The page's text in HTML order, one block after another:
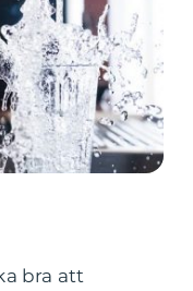
bra att